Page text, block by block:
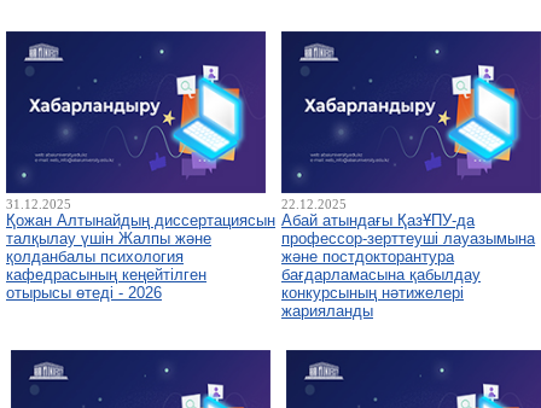
31.12.2025
Қожан Алтынайдың диссертациясын
талқылау үшін Жалпы және
қолданбалы психология
кафедрасының кеңейтілген
отырысы өтеді - 2026
22.12.2025
Абай атындағы ҚазҰПУ-да
профессор-зерттеуші лауазымына
және постдокторантура
бағдарламасына қабылдау
конкурсының нәтижелері
жарияланды